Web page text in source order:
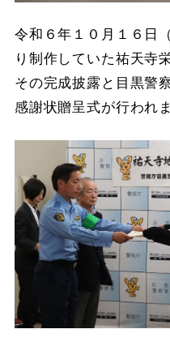
令和６年１０月１６日
り制作していた祐天寺
その完成披露と目黒警
感謝状贈呈式が行われ